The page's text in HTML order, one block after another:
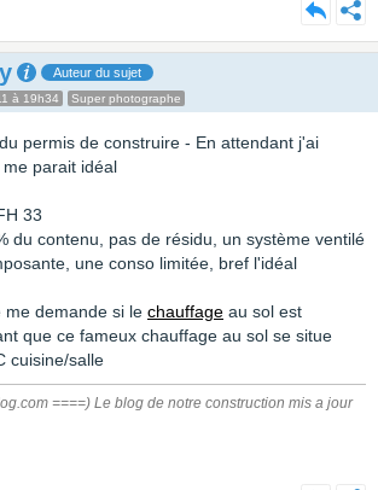
Auteur du sujet
à 19h34 Super photographe
permis de construire - En attendant j'ai
parait idéal
33
du contenu, pas de résidu, un système ventilé
une conso limitée, bref l'idéal
me demande si le chauffage au sol est
que ce fameux chauffage au sol se situe
cuisine/salle
====) Le blog de notre construction mis a jour